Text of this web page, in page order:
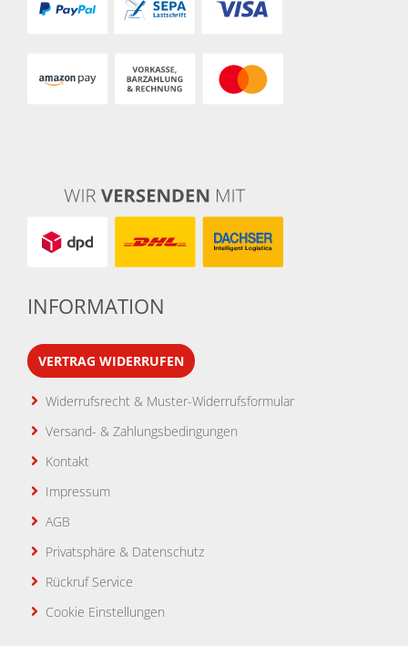
INFORMATION
VERTRAG WIDERRUFEN
Widerrufsrecht & Muster-Widerrufsformular
Versand- & Zahlungsbedingungen
Kontakt
Impressum
AGB
Privatsphäre & Datenschutz
Rückruf Service
Cookie Einstellungen